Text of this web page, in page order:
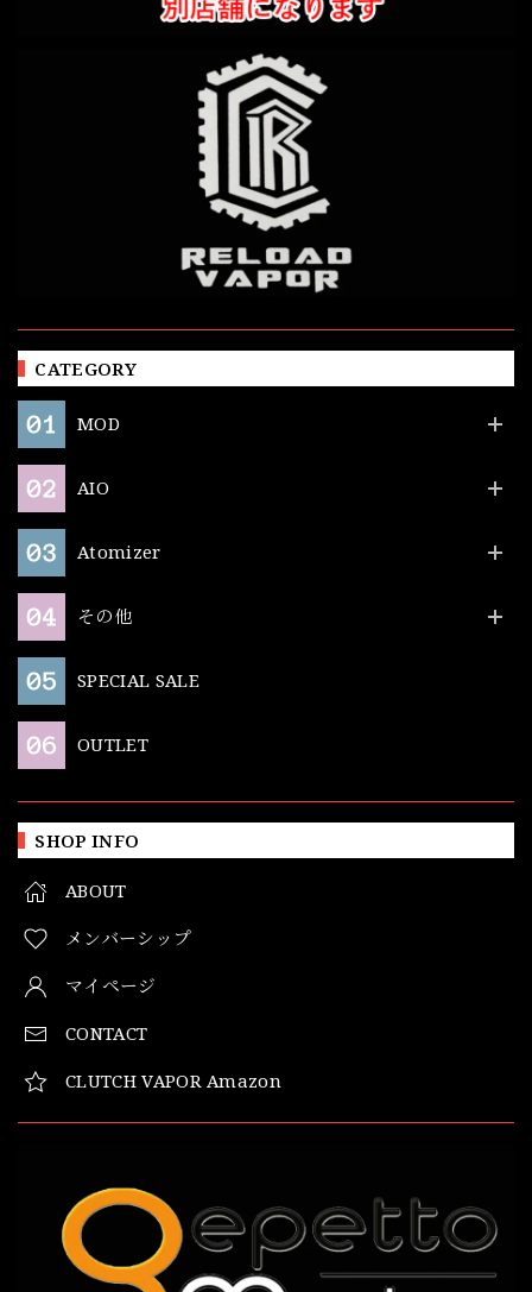
CATEGORY
MOD
AIO
Atomizer
その他
SPECIAL SALE
OUTLET
SHOP INFO
ABOUT
メンバーシップ
マイページ
CONTACT
CLUTCH VAPOR Amazon